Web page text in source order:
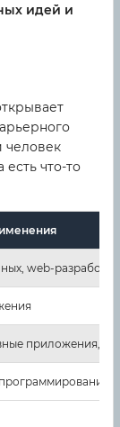
идей и
человек
что-то
web-разработка
приложения,